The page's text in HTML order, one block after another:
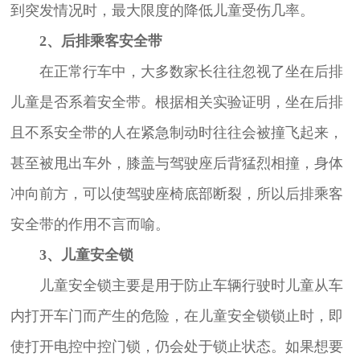
到突发情况时，最大限度的降低儿童受伤几率。
2、后排乘客安全带
在正常行车中，大多数家长往往忽视了坐在后排
儿童是否系着安全带。根据相关实验证明，坐在后排
且不系安全带的人在紧急制动时往往会被撞飞起来，
甚至被甩出车外，膝盖与驾驶座后背猛烈相撞，身体
冲向前方，可以使驾驶座椅底部断裂，所以后排乘客
安全带的作用不言而喻。
3、儿童安全锁
儿童安全锁主要是用于防止车辆行驶时儿童从车
内打开车门而产生的危险，在儿童安全锁锁止时，即
使打开电控中控门锁，仍会处于锁止状态。如果想要